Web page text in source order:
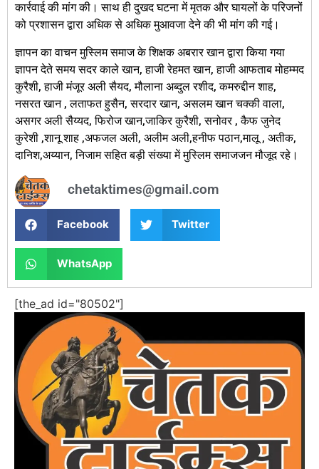
कार्रवाई की मांग की। साथ ही दुखद घटना में मृतक और घायलों के परिजनों
को प्रशासन द्वारा अधिक से अधिक मुआवजा देने की भी मांग की गई।
ज्ञापन का वाचन मुस्लिम समाज के शिक्षक अबरार खान द्वारा किया गया
ज्ञापन देते समय सदर काले खान, हाजी रेहमत खान, हाजी आफताब मोहम्मद
कुरैशी, हाजी मंजूर अली सैयद, मौलाना अब्दुल रशीद, कमरुद्दीन शाह,
नसरत खान , लताफत हुसैन, सरदार खान, असलम खान चक्की वाला,
असगर अली सैय्यद, फिरोज खान,जाकिर कुरैशी, सनोवर , कैफ जुनेद
कुरेशी ,शानू शाह ,अफजल अली, अलीम अली,हनीफ पठान,मालू , अतीक,
दानिश,अय्यान, निजाम सहित बड़ी संख्या में मुस्लिम समाजजन मौजूद रहे।
chetaktimes@gmail.com
Facebook Twitter
WhatsApp
[the_ad id="80502"]